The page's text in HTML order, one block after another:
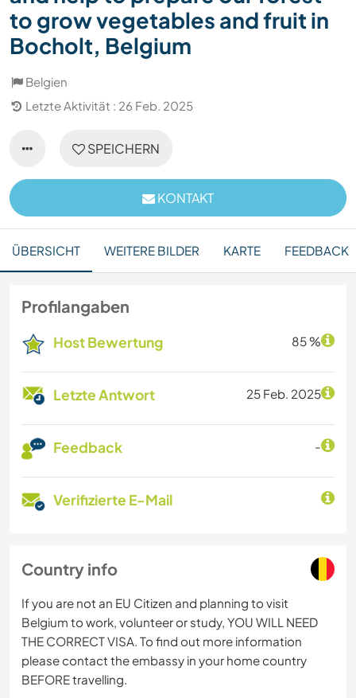
to grow vegetables and fruit in
Bocholt, Belgium
Belgien
Letzte Aktivität : 26 Feb. 2025
SPEICHERN
KONTAKT
ÜBERSICHT WEITERE BILDER KARTE FEEDBACK
Profilangaben
Host Bewertung 85 %
Letzte Antwort 25 Feb. 2025
Feedback -
Verifizierte E-Mail
Country info
If you are not an EU Citizen and planning to visit
Belgium to work, volunteer or study, YOU WILL NEED
THE CORRECT VISA. To find out more information
please contact the embassy in your home country
BEFORE travelling.